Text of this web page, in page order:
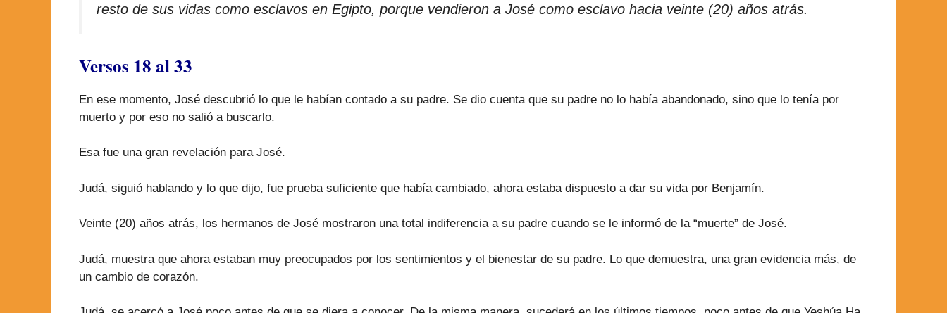
resto de sus vidas como esclavos en Egipto, porque vendieron a José como esclavo hacia veinte (20) años atrás.
Versos 18 al 33
En ese momento, José descubrió lo que le habían contado a su padre. Se dio cuenta que su padre no lo había abandonado, sino que lo tenía por
muerto y por eso no salió a buscarlo.
Esa fue una gran revelación para José.
Judá, siguió hablando y lo que dijo, fue prueba suficiente que había cambiado, ahora estaba dispuesto a dar su vida por Benjamín.
Veinte (20) años atrás, los hermanos de José mostraron una total indiferencia a su padre cuando se le informó de la “muerte” de José.
Judá, muestra que ahora estaban muy preocupados por los sentimientos y el bienestar de su padre. Lo que demuestra, una gran evidencia más, de
un cambio de corazón.